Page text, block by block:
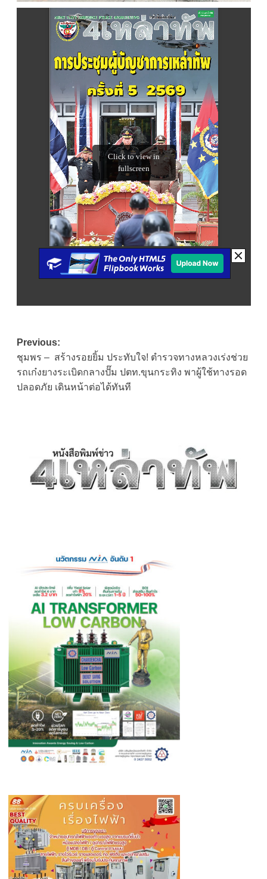
Post
navigation
Previous:
ชุมพร – สร้างรอยยิ้ม ประทับใจ! ตำรวจทางหลวงเร่งช่วย
รถเก๋งยางระเบิดกลางปั๊ม ปตท.ขุนกระทิง พาผู้ใช้ทางรอด
ปลอดภัย เดินหน้าต่อได้ทันที